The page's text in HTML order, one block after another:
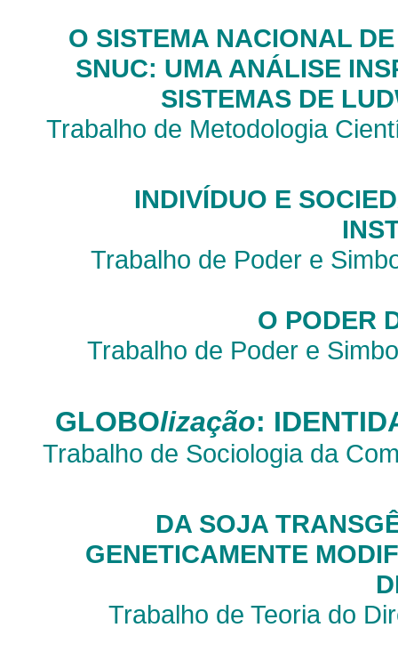
O SISTEMA NACIONAL
SNUC: UMA ANÁLISE
SISTEMAS DE
Trabalho de Metodologia
INDIVÍDUO E
Trabalho de Poder e
O PODER
Trabalho de Poder e
GLOBOlização:
Trabalho de Sociologia da
DA SOJA
GENETICAMENTE
Trabalho de Teoria do